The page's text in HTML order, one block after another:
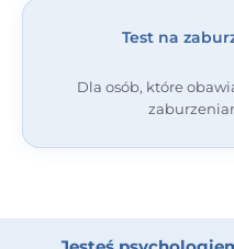
Test na
Dla osób, które